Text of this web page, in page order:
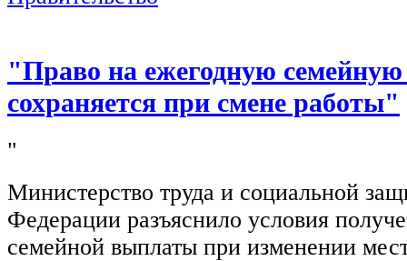
"Право на ежегодную
сохраняется при смене работы"
"
Министерство труда и социальной
Федерации разъяснило условия
семейной выплаты при изменении